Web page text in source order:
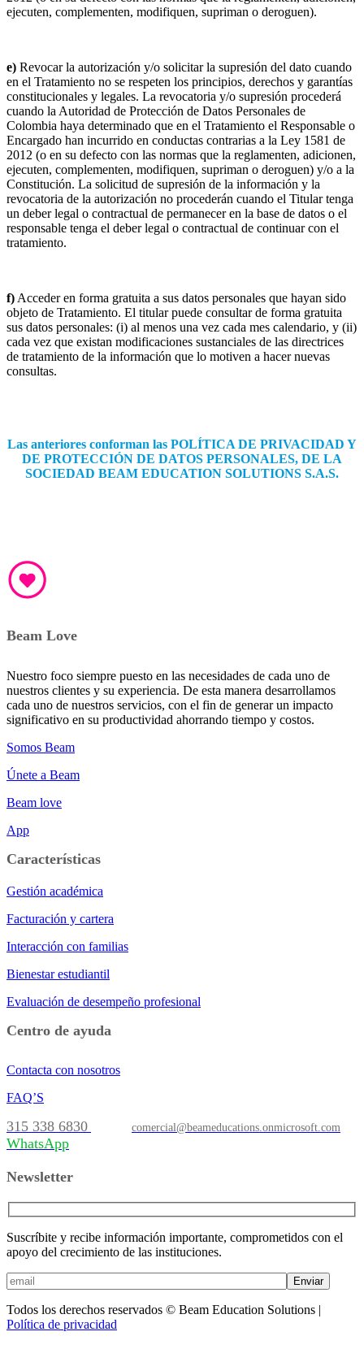
ejecuten, complementen, modifiquen, supriman o deroguen).
e) Revocar la autorización y/o solicitar la supresión del dato cuando
en el Tratamiento no se respeten los principios, derechos y garantías
constitucionales y legales. La revocatoria y/o supresión procederá
cuando la Autoridad de Protección de Datos Personales de
Colombia haya determinado que en el Tratamiento el Responsable o
Encargado han incurrido en conductas contrarias a la Ley 1581 de
2012 (o en su defecto con las normas que la reglamenten, adicionen,
ejecuten, complementen, modifiquen, supriman o deroguen) y/o a la
Constitución. La solicitud de supresión de la información y la
revocatoria de la autorización no procederán cuando el Titular tenga
un deber legal o contractual de permanecer en la base de datos o el
responsable tenga el deber legal o contractual de continuar con el
tratamiento.
f) Acceder en forma gratuita a sus datos personales que hayan sido
objeto de Tratamiento. El titular puede consultar de forma gratuita
sus datos personales: (i) al menos una vez cada mes calendario, y (ii)
cada vez que existan modificaciones sustanciales de las directrices
de tratamiento de la información que lo motiven a hacer nuevas
consultas.
Las anteriores conforman las POLÍTICA DE PRIVACIDAD Y
DE PROTECCIÓN DE DATOS PERSONALES, DE LA
SOCIEDAD BEAM EDUCATION SOLUTIONS S.A.S.
Beam Love
Nuestro foco siempre puesto en las necesidades de cada uno de
nuestros clientes y su experiencia. De esta manera desarrollamos
cada uno de nuestros servicios, con el fin de generar un impacto
significativo en su productividad ahorrando tiempo y costos.
Somos Beam
Únete a Beam
Beam love
App
Características
Gestión académica
Facturación y cartera
Interacción con familias
Bienestar estudiantil
Evaluación de desempeño profesional
Centro de ayuda
Contacta con nosotros
FAQ’S
315 338 6830 comercial@beameducations.onmicrosoft.com
WhatsApp
Newsletter
Suscríbite y recibe información importante, comprometidos con el
apoyo del crecimiento de las instituciones.
Enviar
Todos los derechos reservados © Beam Education Solutions |
Política de privacidad